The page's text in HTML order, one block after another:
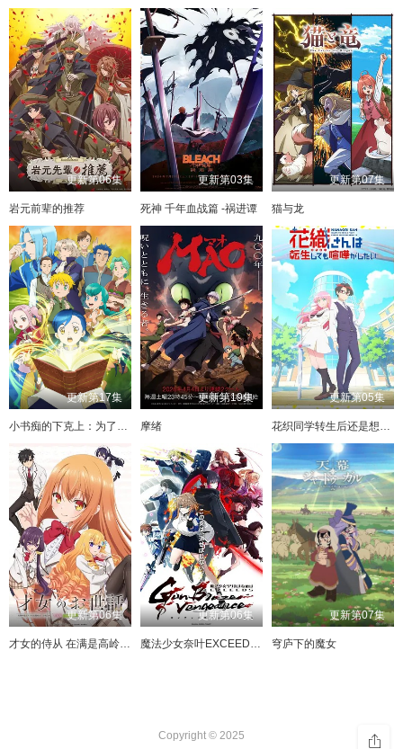
更新第06集
岩元前辈的推荐
更新第03集
死神 千年血战篇 -祸进谭
更新第07集
猫与龙
更新第17集
小书痴的下克上：为了成为图书管理员不择手段！第四季
更新第19集
摩绪
更新第05集
花织同学转生后还是想干架
更新第06集
才女的侍从 在满是高岭之花的贵族学校暗中照顾
更新第06集
魔法少女奈叶EXCEEDS Gun Blaze Vengeance
更新第07集
穹庐下的魔女
Copyright © 2025